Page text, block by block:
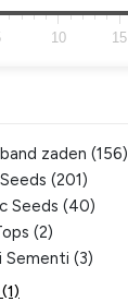
10 15
zaden (156)
(201)
Seeds (40)
(2)
Sementi (3)